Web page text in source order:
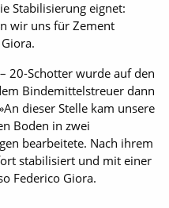
Stabilisierung eignet:
wir uns für Zement
20-Schotter wurde auf den
Bindemittelstreuer dann
dieser Stelle kam unsere
Boden in zwei
bearbeitete. Nach ihrem
stabilisiert und mit einer
Federico Giora.